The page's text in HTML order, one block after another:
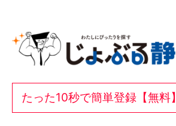
たった10秒で簡単登録【無料】